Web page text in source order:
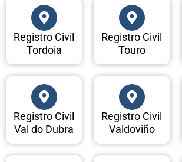
Registro Civil
Tordoia
Registro Civil
Touro
Registro Civil
Val do Dubra
Registro Civil
Valdoviño